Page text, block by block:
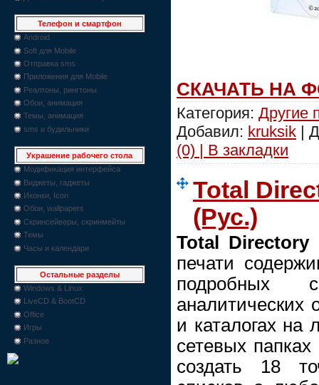
Телефон и смартфон
Android
Soft для Mobile
Отправка sms
Приложения для Mobile
Реалтоны, рингтоны
Обои, анимация
Темы, анимация
sms и будильники
Украшение рабочего стола
Модификация интерфейса
Виджеты, гаджеты
Иконки, Icon
Обои, wallpapers
Скринсейверы, скринмейты
Темы
Часы и календари
Остальные разделы
Windows & Linux
LiveCD & BootCD
Office
Игры
Разное
СКАЧАТЬ НА
Категория: Другие
Добавил: kruksik |
(0) | В закладки
Total
(Рус.)
Total Directory
печати
подробных
аналитических
и каталогах на
сетевых
создать 18